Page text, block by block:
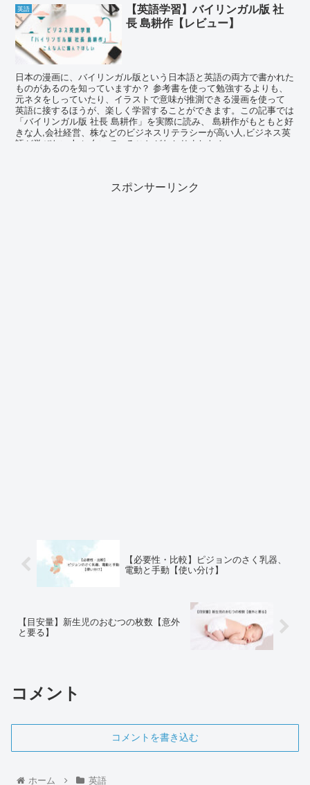
英語
【英語学習】バイリンガル版 社
長 島耕作【レビュー】
日本の漫画に、バイリンガル版という日本語と英語の両方で書かれた
ものがあるのを知っていますか？ 参考書を使って勉強するよりも、
元ネタをしっていたり、イラストで意味が推測できる漫画を使って
英語に接するほうが、楽しく学習することができます。この記事では
「バイリンガル版 社長 島耕作」を実際に読み、 島耕作がもともと好
きな人,会社経営、株などのビジネスリテラシーが高い人,ビジネス英
語が学びたい人 に向いていることがわかりました！
スポンサーリンク
【必要性・比較】ピジョンのさく乳器、
電動と手動【使い分け】
【目安量】新生児のおむつの枚数【意外
と要る】
コメント
コメントを書き込む
ホーム 英語